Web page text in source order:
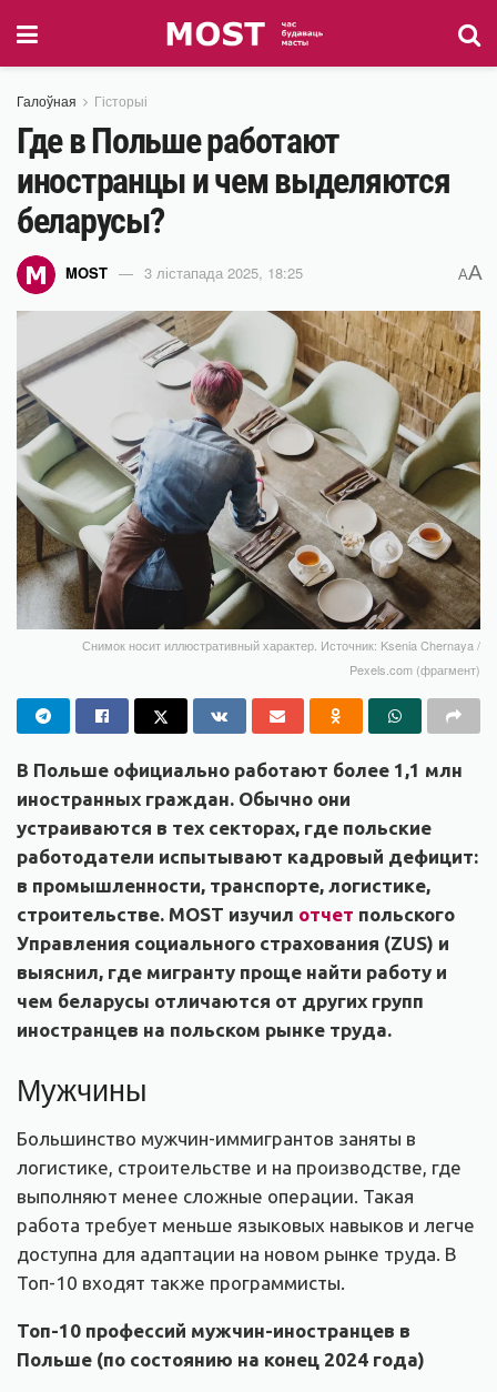
Галоўная Гісторыі
Где в Польше работают
иностранцы и чем выделяются
беларусы?
MOST 3 лістапада 2025, 18:25 AA
Снимок носит иллюстративный характер. Источник: Ksenia Chernaya /
Pexels.com (фрагмент)
В Польше официально работают более 1,1 млн
иностранных граждан. Обычно они
устраиваются в тех секторах, где польские
работодатели испытывают кадровый дефицит:
в промышленности, транспорте, логистике,
строительстве. MOST изучил отчет польского
Управления социального страхования (ZUS) и
выяснил, где мигранту проще найти работу и
чем беларусы отличаются от других групп
иностранцев на польском рынке труда.
Мужчины
Большинство мужчин-иммигрантов заняты в
логистике, строительстве и на производстве, где
выполняют менее сложные операции. Такая
работа требует меньше языковых навыков и легче
доступна для адаптации на новом рынке труда. В
Топ-10 входят также программисты.
Топ-10 профессий мужчин-иностранцев в
Польше (по состоянию на конец 2024 года)